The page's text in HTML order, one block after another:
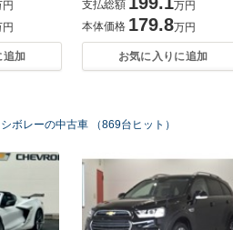
追加
支払総額
万円
本体価格 179.8万円
お気に入りに追加
シボレーの中古車 （869台ヒット）